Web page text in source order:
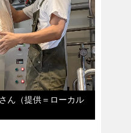
ん（提供＝ローカル